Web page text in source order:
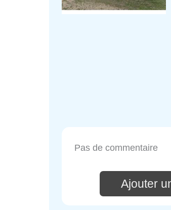
Pas de commentaire
Ajouter